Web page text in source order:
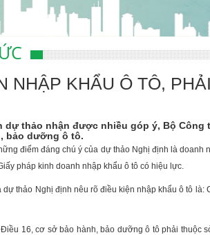
NHẬP KHẨU Ô TÔ,
dự thảo nhận được nhiều góp ý, Bộ
bảo dưỡng ô tô.
điểm đáng chú ý của dự thảo Nghị định là
pháp kinh doanh nhập khẩu ô tô có hiệu lực.
dự thảo Nghị định nêu rõ điều kiện nhập khẩu ô tô
16, cơ sở bảo hành, bảo dưỡng ô tô phải thuộc